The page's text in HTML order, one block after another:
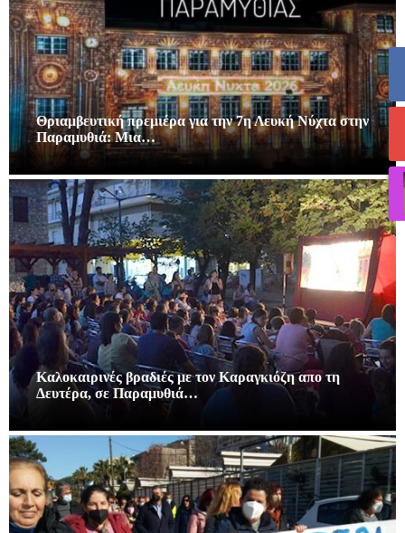
Θριαμβευτική πρεμιέρα για την 7η Λευκή Νύχτα στην
Παραμυθιά: Μια…
Καλοκαιρινές βραδιές με τον Καραγκιόζη απο τη
Δευτέρα, σε Παραμυθιά…